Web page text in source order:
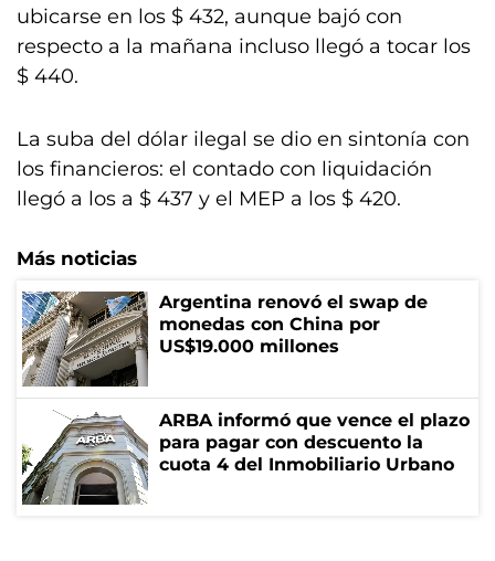
ubicarse en los $ 432, aunque bajó con
respecto a la mañana incluso llegó a tocar los
$ 440.
La suba del dólar ilegal se dio en sintonía con
los financieros: el contado con liquidación
llegó a los a $ 437 y el MEP a los $ 420.
Más noticias
Argentina renovó el swap de
monedas con China por
US$19.000 millones
ARBA informó que vence el plazo
para pagar con descuento la
cuota 4 del Inmobiliario Urbano